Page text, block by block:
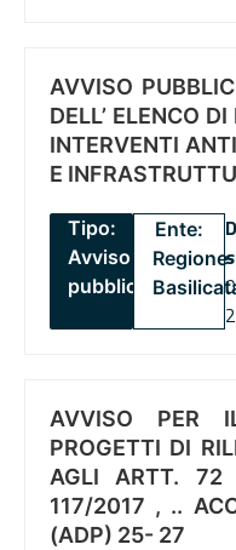
AVVISO
DELL’ ELENCO
INTERVENTI
E
Tipo:
Avviso
pubblico
Ente:
Regione
AVVISO PER
PROGETTI DI
AGLI ARTT.
117/2017 , ..
(ADP) 25- 27